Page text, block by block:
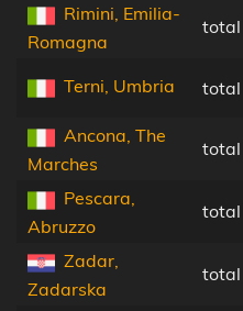
Rimini, Emilia-
Romagna
total
Terni, Umbria total
Ancona, The
Marches
total
Pescara,
Abruzzo
total
Zadar,
Zadarska
total